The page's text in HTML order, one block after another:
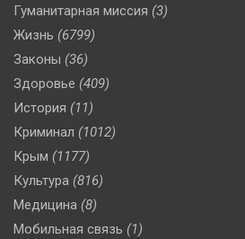
Гуманитарная миссия (3)
Жизнь (6799)
Законы (36)
Здоровье (409)
История (11)
Криминал (1012)
Крым (1177)
Культура (816)
Медицина (8)
Мобильная связь (1)